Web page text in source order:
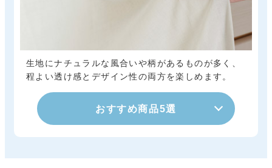
生地にナチュラルな風合いや柄があるものが多く、
程よい透け感とデザイン性の両方を楽しめます。
おすすめ商品5選